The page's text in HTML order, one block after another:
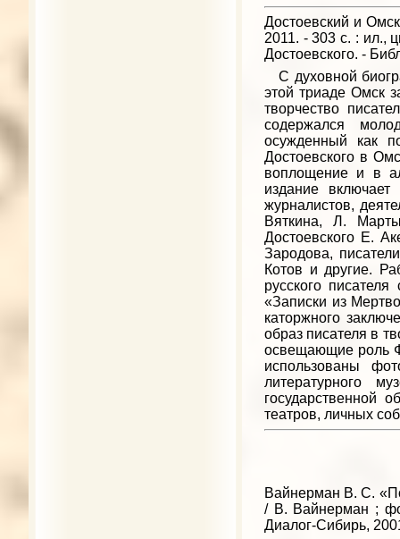
Достоевский и
2011. - 303 с. : ил.,
Достоевского. -
С духовной
этой триаде Омск
творчество
содержался
осужденный как
Достоевского в
воплощение и в
издание
журналистов,
Вяткина, Л.
Достоевского Е.
Зародова,
Котов и другие.
русского
«Записки из
каторжного
образ писателя в
освещающие роль
использованы
литературного
государственной
театров, личных
Вайнерман В. С.
/ В. Вайнерман ;
Диалог-Сибирь,